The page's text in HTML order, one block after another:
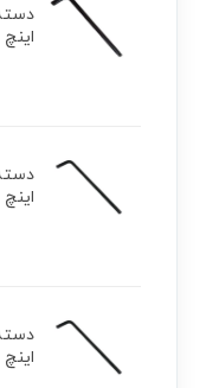
اینچ
اینچ
اینچ